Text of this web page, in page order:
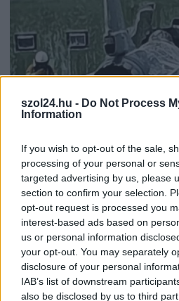
szol24.hu - Do Not Process
Information
If you wish to opt-out of the sale,
processing of your personal or
targeted advertising by us, please
section to confirm your selection.
opt-out request is processed you
interest-based ads based on
us or personal information
your opt-out. You may separately
disclosure of your personal
IAB’s list of downstream
also be disclosed by us to third
2026.04.22. Kiss Lajos
Döbbenet: azért ütközött
mert a pilóták mobillal
Egyikük előre be is jelentette,
közben nyomkodni fogja, hogy
Külföld